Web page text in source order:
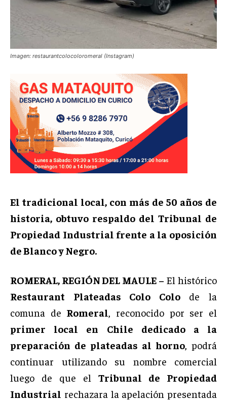
Imagen: restaurantcolocoloromeral (Instagram)
El tradicional local, con más de 50 años de
historia, obtuvo respaldo del Tribunal de
Propiedad Industrial frente a la oposición
de Blanco y Negro.
ROMERAL, REGIÓN DEL MAULE – El histórico
Restaurant Plateadas Colo Colode la
comuna de Romeral, reconocido por ser el
primer local en Chile dedicado a la
preparación de plateadas al horno, podrá
continuar utilizando su nombre comercial
luego de que el Tribunal de Propiedad
Industrial rechazara la apelación presentada